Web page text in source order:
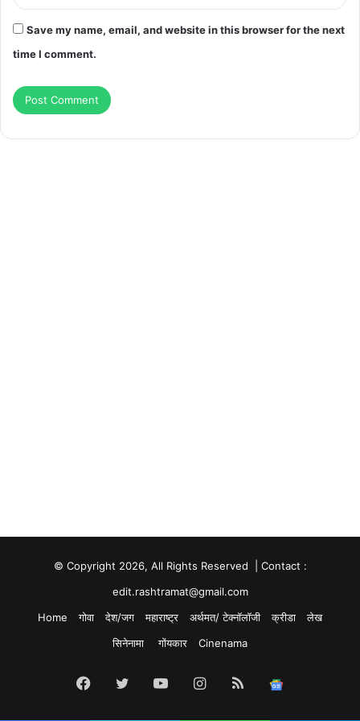
Save my name, email, and website in this browser for the next
time I comment.
© Copyright 2026, All Rights Reserved | Contact :
edit.rashtramat@gmail.com
Home
गोवा देश/जग महाराष्ट्र अर्थमत/ टेक्नॉलॉजी क्रीडा
लेख
सिनेनामा
गोंयकार Cinenama
Facebook
TwitterYouTubeInstagram
RSS